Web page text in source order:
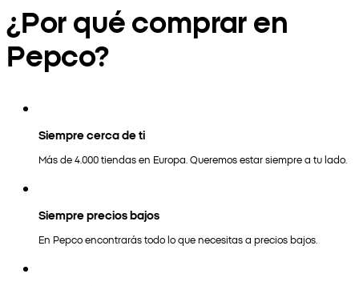
¿Por qué comprar en
Pepco?
Siempre cerca de ti
Más de 4.000 tiendas en Europa. Queremos estar siempre a tu lado.
Siempre precios bajos
En Pepco encontrarás todo lo que necesitas a precios bajos.